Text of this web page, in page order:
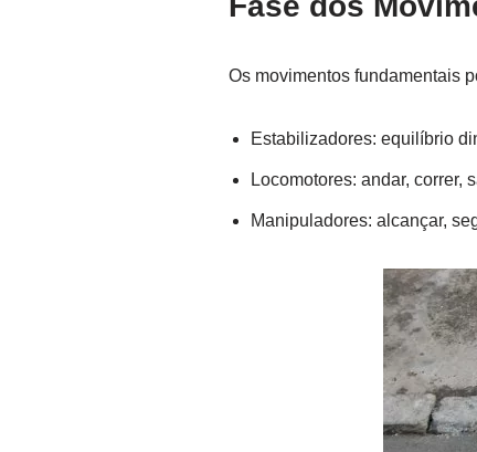
Os movimentos fundamentais
Estabilizadores: equilíbrio
Locomotores: andar, correr,
Manipuladores: alcançar,